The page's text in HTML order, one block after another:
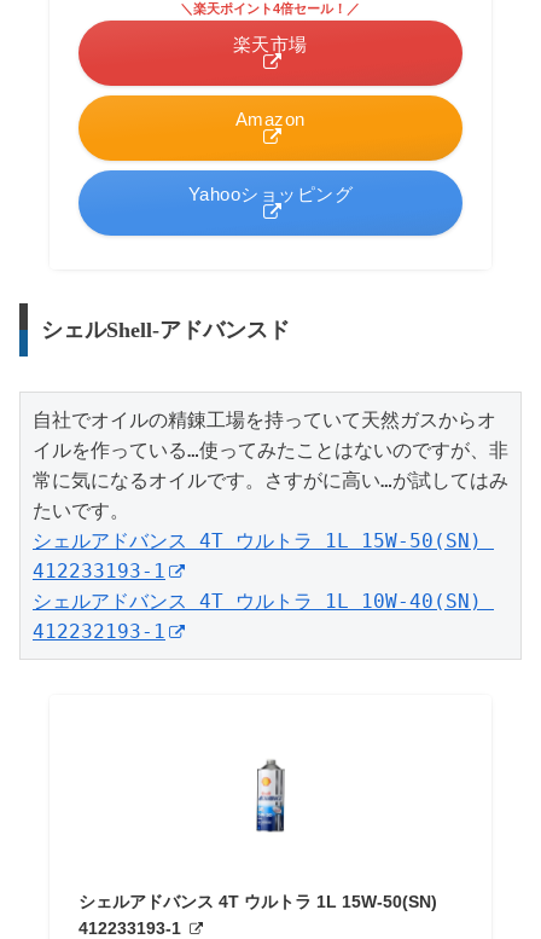
Amazon
＼楽天ポイント4倍セール！／
楽天市場
Yahooショッピング
シェルShell-アドバンスド
自社でオイルの精錬工場を持っていて天然ガスからオ
イルを作っている…使ってみたことはないのですが、非
常に気になるオイルです。さすがに高い…が試してはみ
シェルアドバンス 4T ウルトラ 1L 15W-50(SN)
412233193-1
シェルアドバンス 4T ウルトラ 1L 10W-40(SN)
412232193-1
シェルアドバンス 4T ウルトラ 1L 15W-50(SN)
412233193-1